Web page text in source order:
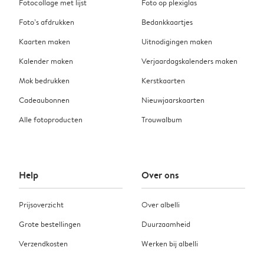
Fotocollage met lijst
Foto’s afdrukken
Kaarten maken
Kalender maken
Mok bedrukken
Cadeaubonnen
Alle fotoproducten
Foto op plexiglas
Bedankkaartjes
Uitnodigingen maken
Verjaardagskalenders maken
Kerstkaarten
Nieuwjaarskaarten
Trouwalbum
Help
Prijsoverzicht
Grote bestellingen
Verzendkosten
Over ons
Over albelli
Duurzaamheid
Werken bij albelli